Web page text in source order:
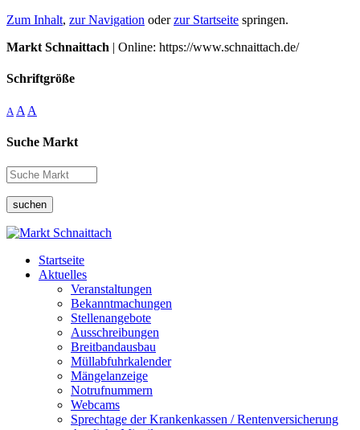
Zum Inhalt, zur Navigation oderzur Startseite springen.
Markt Schnaittach | Online: https://www.schnaittach.de/
Schriftgröße
A A A
Suche Markt
suchen
Startseite
Aktuelles
Veranstaltungen
Bekanntmachungen
Stellenangebote
Ausschreibungen
Breitbandausbau
Müllabfuhrkalender
Mängelanzeige
Notrufnummern
Webcams
Sprechtage der Krankenkassen / Rentenversicherung